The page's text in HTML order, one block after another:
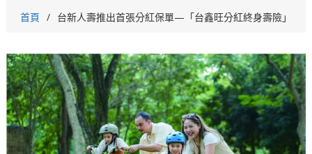
首頁 台新人壽推出首張分紅保單—「台鑫旺分紅終身壽險」